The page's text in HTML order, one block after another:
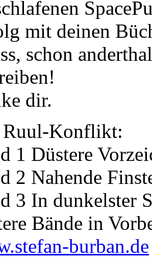
mit deinen
schon
dir.
Ruul-Konflikt:
1 Düstere
2 Nahende
3 In dunkelster
Bände in
burban.de